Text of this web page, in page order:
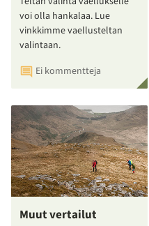
voi olla hankalaa. Lue
vinkkimme vaellusteltan
valintaan.
Ei kommentteja
Muut vertailut